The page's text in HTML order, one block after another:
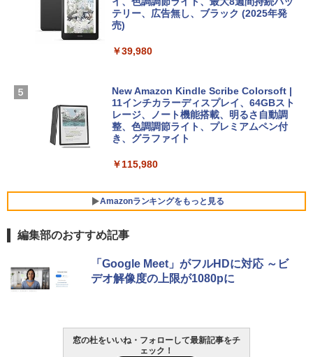
【Amazon.co.jp限定】 HP ノートパソコ
SSD インテル Core 5
FMV ノートパソコン WE1-K3 (MS 365 P
ersonal/Copilotキー搭載/Win 11/15.6型/
Core i5/16GB/SSD 512GB/ホワイト) FM
Robloxギフトカード - 1000 Robux 【限
インゲームコード】 ロブロックス |オン
￥1,600
1冊ですべて身につくHTML & CSSとWe
テリー、広告無し、ブラック (2025年発
売)
￥39,980
New Amazon Kindle Scribe Colorsoft |
11インチカラーディスプレイ、64GBスト
レージ、ノート機能搭載、明るさ自動調
整、色調調節ライト、プレミアムペン付
き、グラファイト
￥115,980
Amazonランキングをもっと見る
編集部のおすすめ記事
「Google Meet」がフルHDに対応 ～ビ
デオ解像度の上限が1080pに
窓の杜をいいね・フォローして最新記事をチ
ェック！